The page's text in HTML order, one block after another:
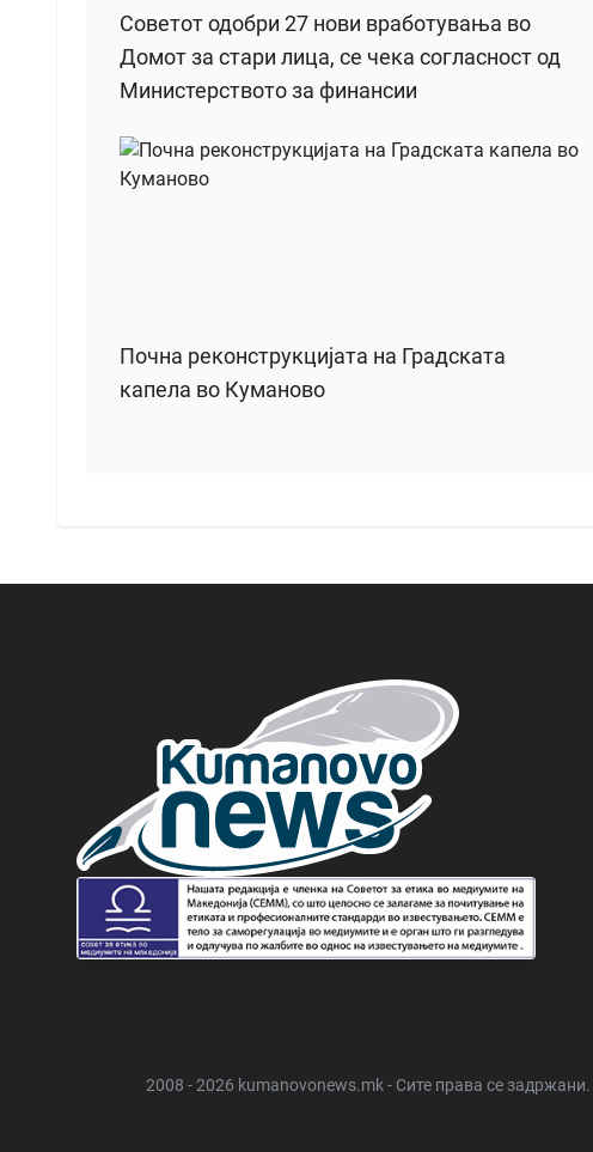
Советот одобри 27 нови вработувања во
Домот за стари лица, се чека согласност од
Министерството за финансии
Почна реконструкцијата на Градската
капела во Куманово
2008 - 2026 kumanovonews.mk - Сите права се задржани.